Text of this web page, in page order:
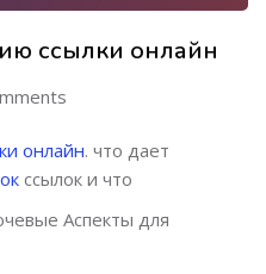
ссылки онлайн
онлайн. что дает
ссылок и что
Аспекты для